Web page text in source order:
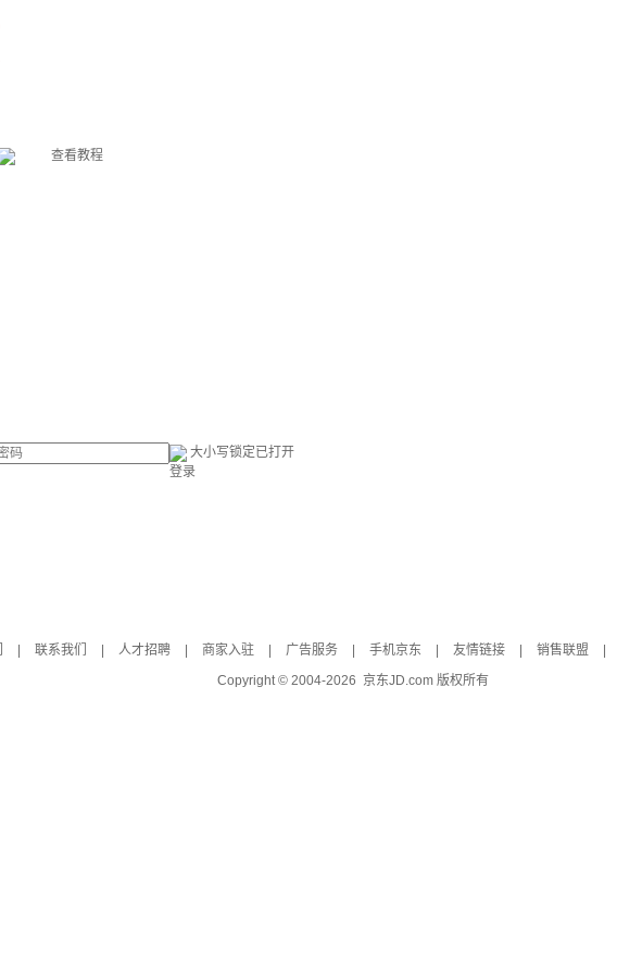
查看教程
大小写锁定已打开
登录
联系我们 人才招聘 商家入驻 广告服务 手机京东 友情链接 销售联盟
Copyright © 2004-2026 京东JD.com 版权所有